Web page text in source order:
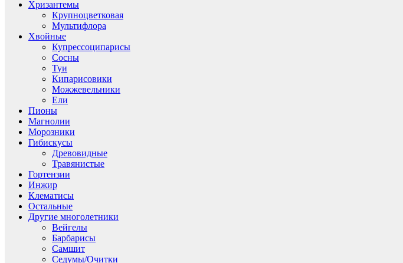
Хризантемы
Крупноцветковая
Мультифлора
Хвойные
Купрессоципарисы
Сосны
Туи
Кипарисовики
Можжевельники
Ели
Пионы
Магнолии
Морозники
Гибискусы
Древовидные
Травянистые
Гортензии
Инжир
Клематисы
Остальные
Другие многолетники
Вейгелы
Барбарисы
Самшит
Седумы/Очитки